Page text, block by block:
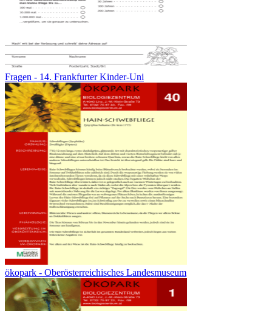
Fragen - 14. Frankfurter Kinder-Uni
ökopark - Oberösterreichisches Landesmuseum